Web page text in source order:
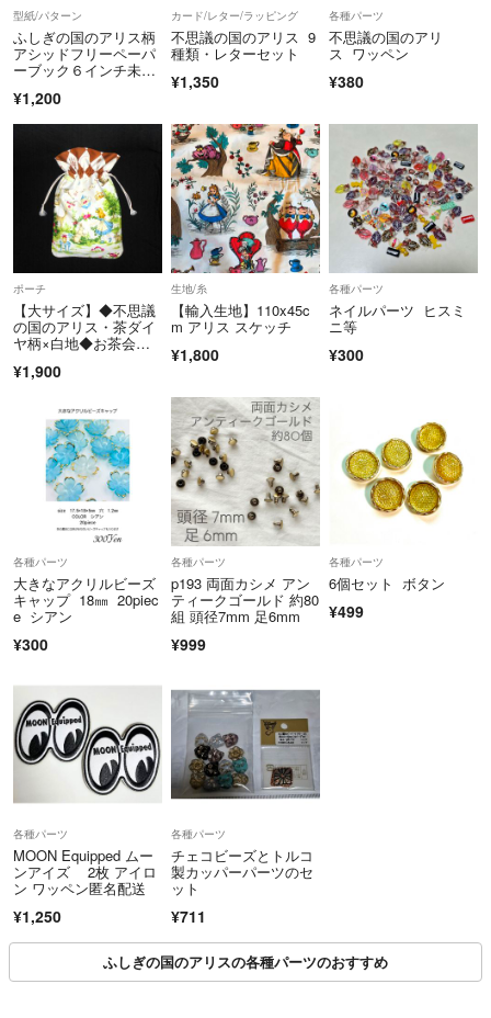
型紙/パターン
ふしぎの国のアリス柄
アシッドフリーペーパ
ーブック６インチ未使
¥1,200
カード/レター/ラッピング
不思議の国のアリス 9
種類・レターセット
¥1,350
各種パーツ
不思議の国のアリ
ス ワッペン
¥380
ポーチ
【大サイズ】◆不思議
の国のアリス・茶ダイ
ヤ柄×白地◆お茶会◆
¥1,900
生地/糸
【輸入生地】110x45c
m アリス スケッチ
¥1,800
各種パーツ
ネイルパーツ ヒスミ
ニ等
¥300
各種パーツ
大きなアクリルビーズ
キャップ 18㎜ 20piec
e シアン
¥300
各種パーツ
p193 両面カシメ アン
ティークゴールド 約80
組 頭径7mm 足6mm
¥999
各種パーツ
6個セット ボタン
¥499
各種パーツ
MOON Equipped ムー
ンアイズ 2枚 アイロ
ン ワッペン匿名配送
¥1,250
各種パーツ
チェコビーズとトルコ
製カッパーパーツのセ
ット
¥711
ふしぎの国のアリスの各種パーツのおすすめ